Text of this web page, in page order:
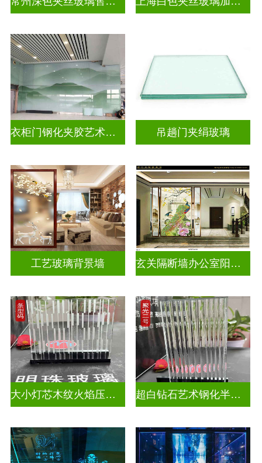
衣柜门钢化夹胶艺术玻璃 吊趟门夹绢玻璃
工艺玻璃背景墙 玄关隔断墙办公室阳台挡门山水画背景墙玻璃
大小灯芯木纹火焰压花玻璃 超白钻石艺术钢化半透明压花玻璃